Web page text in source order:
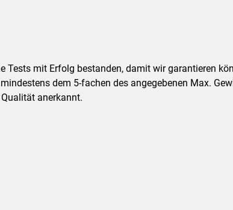
Tests mit Erfolg bestanden, damit wir garantieren
dem 5-fachen des angegebenen Max.
anerkannt.